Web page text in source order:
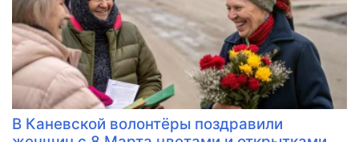
В Каневской волонтёры поздравили